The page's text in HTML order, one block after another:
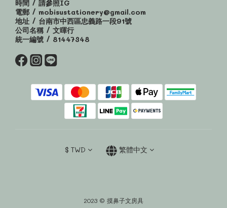
時間 / 請參照IG
電郵 / mobisustationery@gmail.com
地址 / 台南市中西區忠義路一段91號
公司名稱 / 文暉行
統一編號 / 81447348
$ TWD 繁體中文
2023 © 摸鼻子文房具